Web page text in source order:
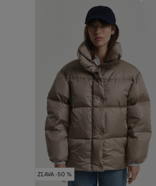
ZĽAVA -50 %